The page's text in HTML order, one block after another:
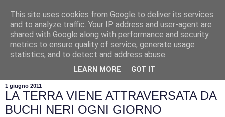
1 giugno 2011
LA TERRA VIENE ATTRAVERSATA DA
BUCHI NERI OGNI GIORNO
This site uses cookies from Google to deliver its services
and to analyze traffic. Your IP address and user-agent are
shared with Google along with performance and security
metrics to ensure quality of service, generate usage
statistics, and to detect and address abuse.
LEARN MORE GOT IT